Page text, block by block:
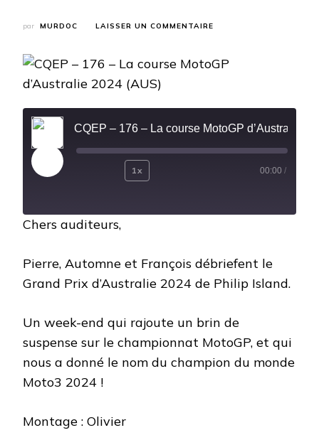
par MURDOC LAISSER UN COMMENTAIRE
176
D’AUSTRALIE
(AUS)
Play
Rewind
Seconds
1x 00:00 /
Chers auditeurs,
Pierre, Automne et François débriefent le
Grand Prix d’Australie 2024 de Philip Island.
Un week-end qui rajoute un brin de
suspense sur le championnat MotoGP, et qui
nous a donné le nom du champion du monde
Moto3 2024 !
Montage : Olivier